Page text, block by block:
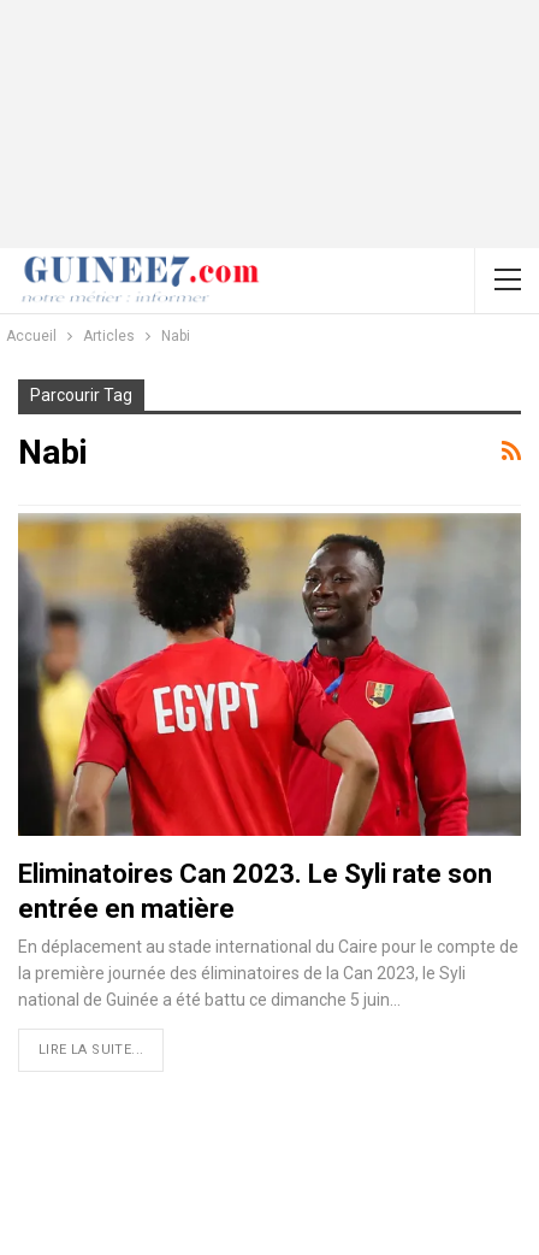
Accueil Articles Nabi
Parcourir Tag
Nabi
Eliminatoires Can 2023. Le Syli rate son
entrée en matière
En déplacement au stade international du Caire pour le compte de
la première journée des éliminatoires de la Can 2023, le Syli
national de Guinée a été battu ce dimanche 5 juin…
LIRE LA SUITE...